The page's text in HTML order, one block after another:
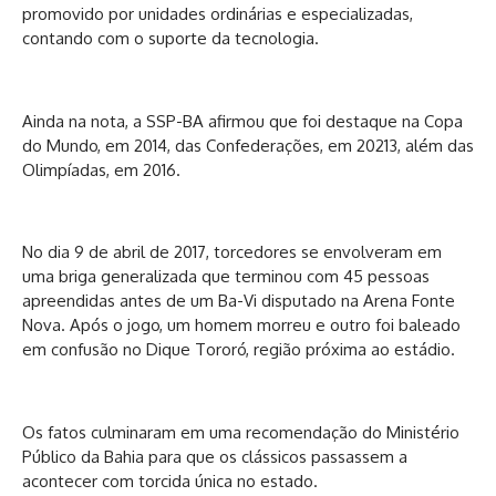
promovido por unidades ordinárias e especializadas,
contando com o suporte da tecnologia.
Ainda na nota, a SSP-BA afirmou que foi destaque na Copa
do Mundo, em 2014, das Confederações, em 20213, além das
Olimpíadas, em 2016.
No dia 9 de abril de 2017, torcedores se envolveram em
uma briga generalizada que terminou com 45 pessoas
apreendidas antes de um Ba-Vi disputado na Arena Fonte
Nova. Após o jogo, um homem morreu e outro foi baleado
em confusão no Dique Tororó, região próxima ao estádio.
Os fatos culminaram em uma recomendação do Ministério
Público da Bahia para que os clássicos passassem a
acontecer com torcida única no estado.